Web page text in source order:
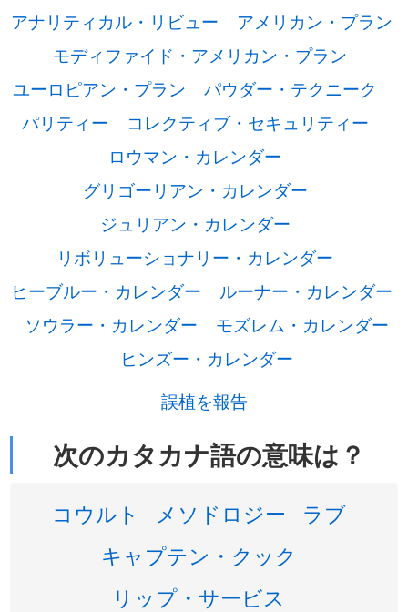
アナリティカル・リビュー
アメリカン・プラン
モディファイド・アメリカン・プラン
ユーロピアン・プラン
パウダー・テクニーク
パリティー
コレクティブ・セキュリティー
ロウマン・カレンダー
グリゴーリアン・カレンダー
ジュリアン・カレンダー
リボリューショナリー・カレンダー
ヒーブルー・カレンダー
ルーナー・カレンダー
ソウラー・カレンダー
モズレム・カレンダー
ヒンズー・カレンダー
誤植を報告
次のカタカナ語の意味は？
コウルト メソドロジー
ラブ
キャプテン・クック
リップ・サービス